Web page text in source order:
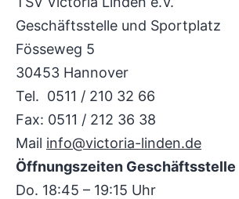
Geschäftsstelle und Sportplatz
Fösseweg 5
30453 Hannover
Tel. 0511 / 210 32 66
Fax: 0511 / 212 36 38
Mail info@victoria-linden.de
Öffnungszeiten Geschäftsstelle
Do. 18:45 – 19:15 Uhr